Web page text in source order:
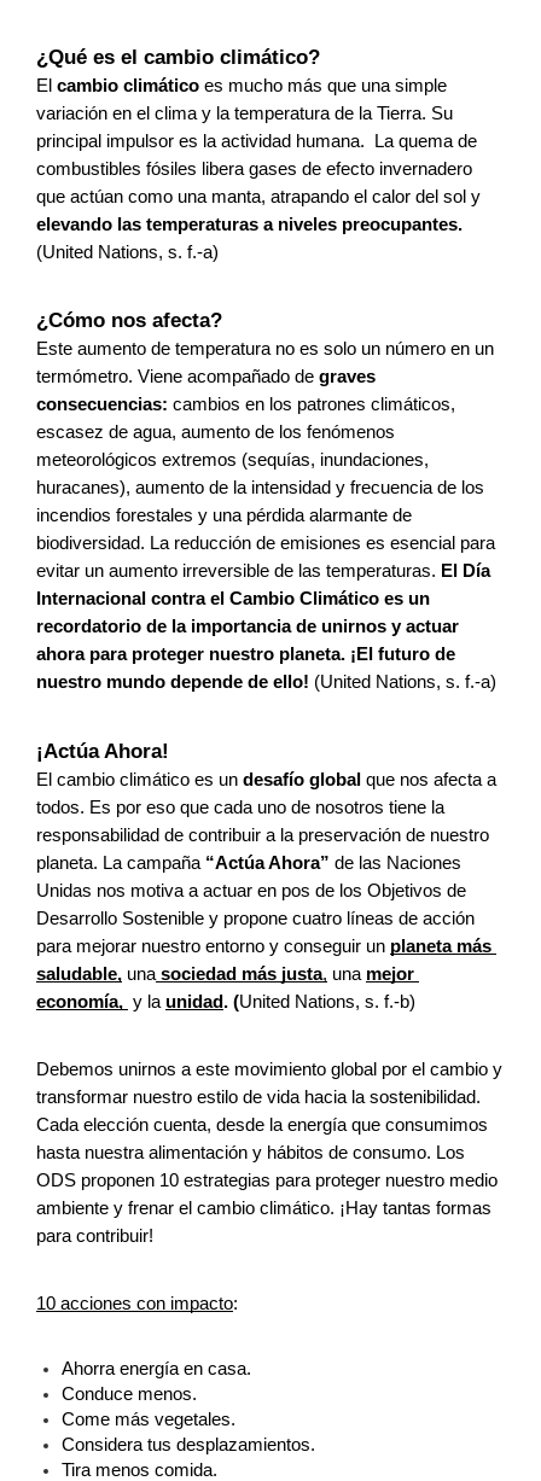
¿Qué es el cambio climático?
El cambio climático es mucho más que una simple
variación en el clima y la temperatura de la Tierra. Su
principal impulsor es la actividad humana.  La quema de
combustibles fósiles libera gases de efecto invernadero
elevando las temperaturas a niveles preocupantes.
(United Nations, s. f.-a)
¿Cómo nos afecta?
Este aumento de temperatura no es solo un número en un
termómetro. Viene acompañado de graves
consecuencias: cambios en los patrones climáticos,
escasez de agua, aumento de los fenómenos
meteorológicos extremos (sequías, inundaciones,
huracanes), aumento de la intensidad y frecuencia de los
incendios forestales y una pérdida alarmante de
biodiversidad. La reducción de emisiones es esencial para
evitar un aumento irreversible de las temperaturas. El Día
Internacional contra el Cambio Climático es un
recordatorio de la importancia de unirnos y actuar
ahora para proteger nuestro planeta. ¡El futuro de
nuestro mundo depende de ello! (United Nations, s. f.-a)
¡Actúa Ahora!
El cambio climático es un desafío global que nos afecta a
todos. Es por eso que cada uno de nosotros tiene la
responsabilidad de contribuir a la preservación de nuestro
planeta. La campaña “Actúa Ahora” de las Naciones
Unidas nos motiva a actuar en pos de los Objetivos de
Desarrollo Sostenible y propone cuatro líneas de acción
para mejorar nuestro entorno y conseguir un planeta más
saludable, una sociedad más justa, una mejor
economía, y la unidad . (United Nations, s. f.-b)
Debemos unirnos a este movimiento global por el cambio y
transformar nuestro estilo de vida hacia la sostenibilidad.
Cada elección cuenta, desde la energía que consumimos
hasta nuestra alimentación y hábitos de consumo. Los
ODS proponen 10 estrategias para proteger nuestro medio
ambiente y frenar el cambio climático. ¡Hay tantas formas
para contribuir!
10 acciones con impacto:
Ahorra energía en casa.
Conduce menos.
Come más vegetales.
Considera tus desplazamientos.
Tira menos comida.